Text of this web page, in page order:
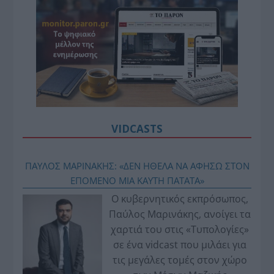
VIDCASTS
ΠΑΥΛΟΣ ΜΑΡΙΝΑΚΗΣ: «ΔΕΝ ΗΘΕΛΑ ΝΑ ΑΦΗΣΩ ΣΤΟΝ
ΕΠΟΜΕΝΟ ΜΙΑ ΚΑΥΤΗ ΠΑΤΑΤΑ»
Ο κυβερνητικός εκπρόσωπος,
Παύλος Μαρινάκης, ανοίγει τα
χαρτιά του στις «Τυπολογίες»
σε ένα vidcast που μιλάει για
τις μεγάλες τομές στον χώρο